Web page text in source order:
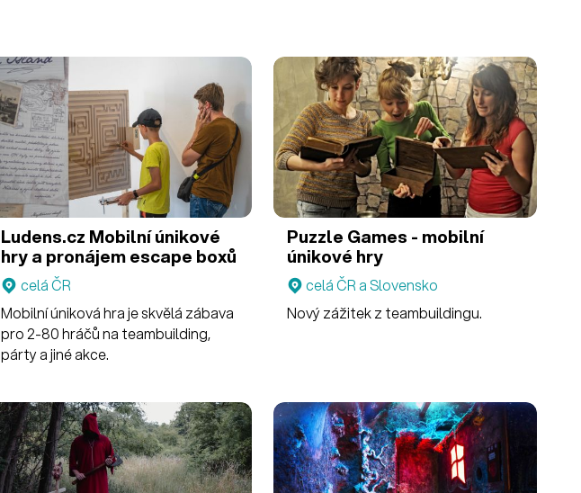
Ludens.cz Mobilní únikové
hry a pronájem escape boxů
celá ČR
Mobilní úniková hra je skvělá zábava
pro 2-80 hráčů na teambuilding,
párty a jiné akce.
Puzzle Games - mobilní
únikové hry
celá ČR a Slovensko
Nový zážitek z teambuildingu.